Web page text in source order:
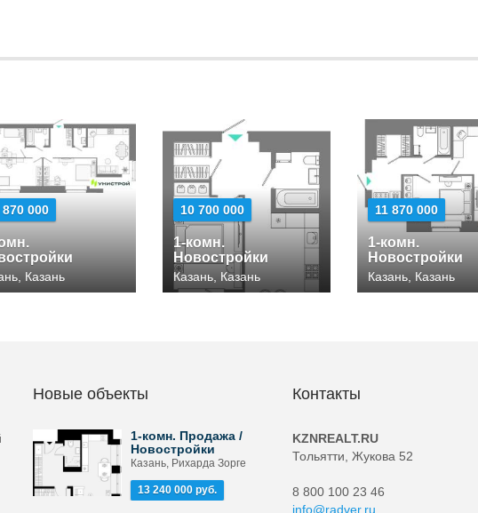
870 000
Казань
10 700 000
1-комн.
Новостройки
Казань, Казань
11 870 000
1-комн.
Новостройки
Казань, Казань
Новые объекты
1-комн. Продажа /
Новостройки
Казань, Рихарда Зорге
13 240 000 руб.
Контакты
KZNREALT.RU
Тольятти, Жукова 52
8 800 100 23 46
info@radver.ru